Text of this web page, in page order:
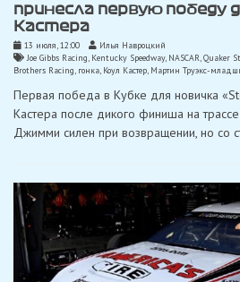
принесла первую победу
Кастера
13 июля, 12:00
Илья Навроцкий
Joe Gibbs Racing, Kentucky Speedway, NASCAR,Quaker
Brothers Racing, гонка, Коул Кастер, Мартин Труэкс-
Первая победа в Кубке для новичка
Кастера после дикого финиша на
Джимми силен при возвращении, но со